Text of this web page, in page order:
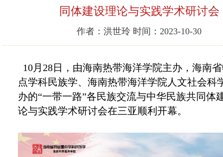
同体建设理论与实践学术研讨会
作者：洪世玲 时间：2023-10-30
10月28日，由海南热带海洋学院主办，海南
点学科民族学、海南热带海洋学院人文社会科
办的“一带一路”各民族交流与中华民族共同体
论与实践学术研讨会在三亚顺利开幕。